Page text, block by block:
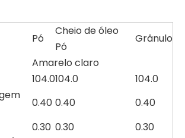
Pó
Cheio de óleo
Pó
Grânulo
Amarelo claro
104.0104.0
104.0
0.40 0.40
0.40
0.30 0.30
0.30